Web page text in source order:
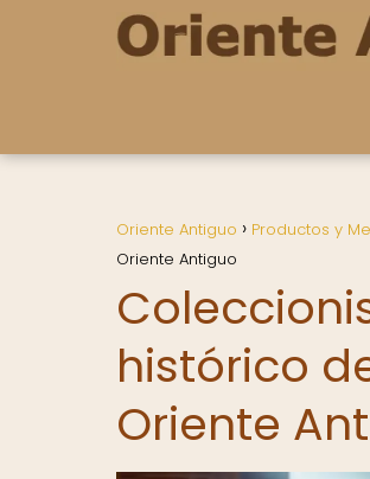
Oriente Antiguo Productos y
Oriente Antiguo
histórico
Oriente